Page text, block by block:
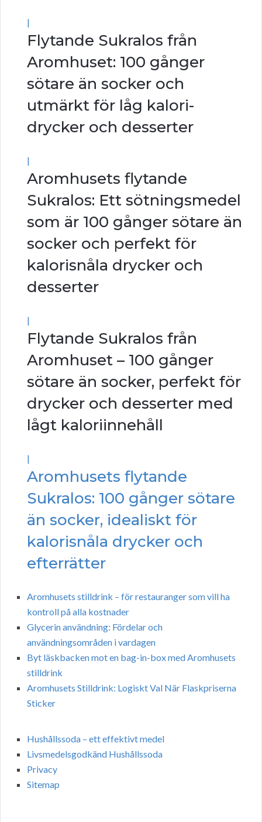
|
Flytande Sukralos från
Aromhuset: 100 gånger
sötare än socker och
utmärkt för låg kalori-
drycker och desserter
|
Aromhusets flytande
Sukralos: Ett sötningsmedel
som är 100 gånger sötare än
socker och perfekt för
kalorisnåla drycker och
desserter
|
Flytande Sukralos från
Aromhuset – 100 gånger
sötare än socker, perfekt för
drycker och desserter med
lågt kaloriinnehåll
|
Aromhusets flytande
Sukralos: 100 gånger sötare
än socker, idealiskt för
kalorisnåla drycker och
efterrätter
Aromhusets stilldrink – för restauranger som vill ha
kontroll på alla kostnader
Glycerin användning: Fördelar och
användningsområden i vardagen
Byt läskbacken mot en bag-in-box med Aromhusets
stilldrink
Aromhusets Stilldrink: Logiskt Val När Flaskpriserna
Sticker
Hushållssoda – ett effektivt medel
Livsmedelsgodkänd Hushållssoda
Privacy
Sitemap